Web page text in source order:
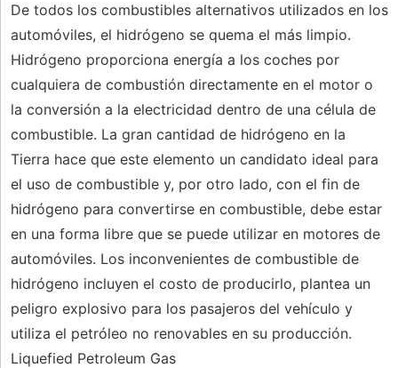
De todos los combustibles alternativos utilizados en los
automóviles, el hidrógeno se quema el más limpio.
Hidrógeno proporciona energía a los coches por
cualquiera de combustión directamente en el motor o
la conversión a la electricidad dentro de una célula de
combustible. La gran cantidad de hidrógeno en la
Tierra hace que este elemento un candidato ideal para
el uso de combustible y, por otro lado, con el fin de
hidrógeno para convertirse en combustible, debe estar
en una forma libre que se puede utilizar en motores de
automóviles. Los inconvenientes de combustible de
hidrógeno incluyen el costo de producirlo, plantea un
peligro explosivo para los pasajeros del vehículo y
utiliza el petróleo no renovables en su producción.
Liquefied Petroleum Gas